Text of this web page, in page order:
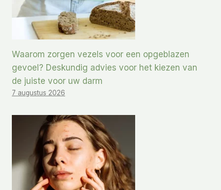
Waarom zorgen vezels voor een opgeblazen
gevoel? Deskundig advies voor het kiezen van
de juiste voor uw darm
7 augustus 2026